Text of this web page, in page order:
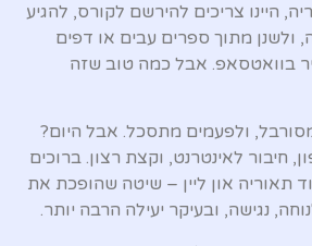
היינו צריכים להירשם לקורס, להגיע
ולשנן מתוך ספרים עבים או דפים
בוואטסאפ. אבל כמה טוב שזה
ולפעמים מתסכל. אבל היום?
חיבור לאינטרנט, וקצת רצון. ברוכים
תאוריה און ליין – שיטה שהופכת את
נגישה, ובעיקר יעילה הרבה יותר.